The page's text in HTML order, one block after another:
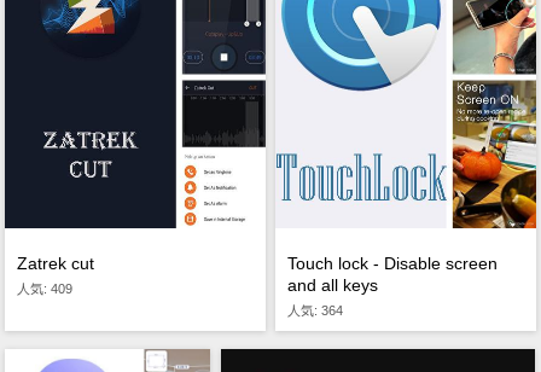
Zatrek cut
人気: 409
Touch lock - Disable screen
and all keys
人気: 364